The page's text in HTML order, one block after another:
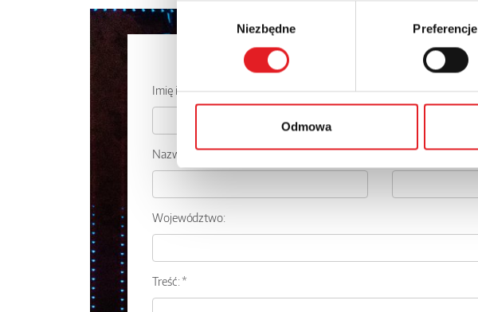
Wybór
Niezbędne Preferencje
Odmowa
Zapytaj o szczegóły oferty
Imię i nazwisko: * Adres e-mail: *
Nazwa firmy: Numer telefonu:
Województwo:
Treść: *